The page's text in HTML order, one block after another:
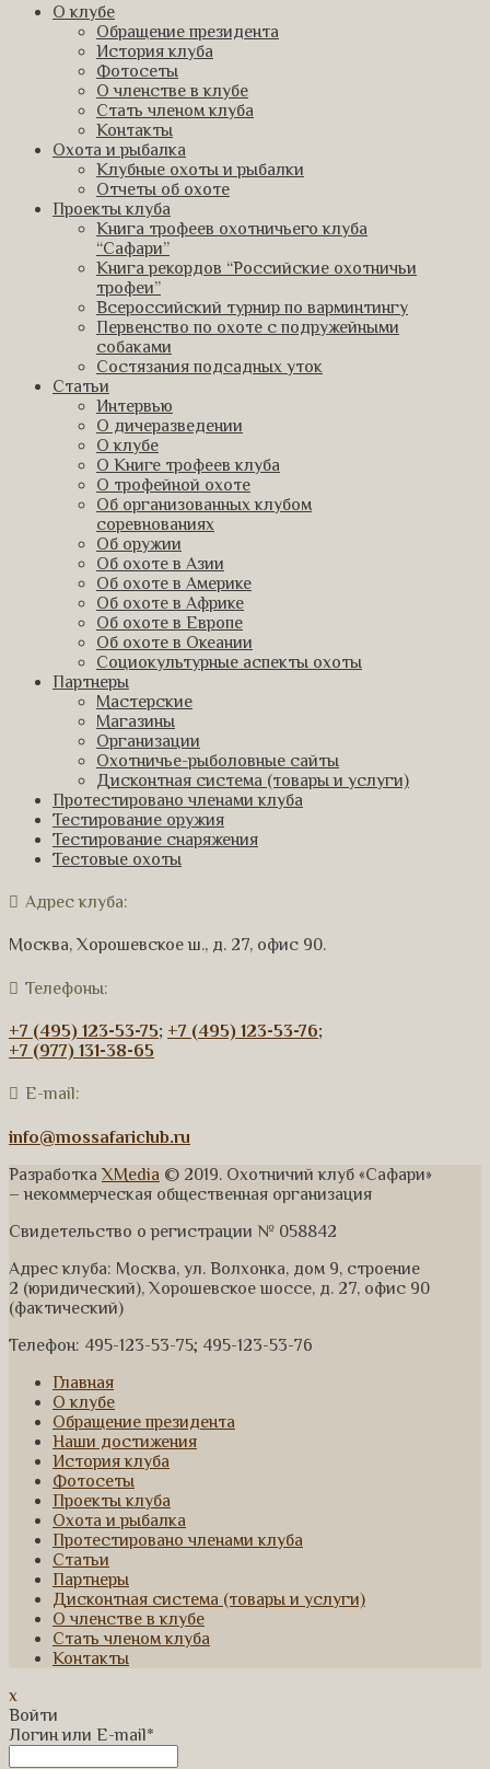
О клубе
Обращение президента
История клуба
Фотосеты
О членстве в клубе
Стать членом клуба
Контакты
Охота и рыбалка
Клубные охоты и рыбалки
Отчеты об охоте
Проекты клуба
Книга трофеев охотничьего клуба
“Сафари”
Книга рекордов “Российские охотничьи
трофеи”
Всероссийский турнир по варминтингу
Первенство по охоте с подружейными
собаками
Состязания подсадных уток
Статьи
Интервью
О дичеразведении
О клубе
О Книге трофеев клуба
О трофейной охоте
Об организованных клубом
соревнованиях
Об оружии
Об охоте в Азии
Об охоте в Америке
Об охоте в Африке
Об охоте в Европе
Об охоте в Океании
Социокультурные аспекты охоты
Партнеры
Мастерские
Магазины
Организации
Охотничье-рыболовные сайты
Дисконтная система (товары и услуги)
Протестировано членами клуба
Тестирование оружия
Тестирование снаряжения
Тестовые охоты
Адрес клуба:
Москва, Хорошевское ш., д. 27, офис 90.
Телефоны:
+7 (495) 123-53-75; +7 (495) 123-53-76;
+7 (977) 131-38-65
E-mail:
info@mossafariclub.ru
Разработка XMedia © 2019. Охотничий клуб «Сафари»
– некоммерческая общественная организация
Свидетельство о регистрации № 058842
Адрес клуба: Москва, ул. Волхонка, дом 9, строение
2 (юридический), Хорошевское шоссе, д. 27, офис 90
(фактический)
Телефон: 495-123-53-75; 495-123-53-76
Главная
О клубе
Обращение президента
Наши достижения
История клуба
Фотосеты
Проекты клуба
Охота и рыбалка
Протестировано членами клуба
Статьи
Партнеры
Дисконтная система (товары и услуги)
О членстве в клубе
Стать членом клуба
Контакты
x
Войти
Логин или E-mail*